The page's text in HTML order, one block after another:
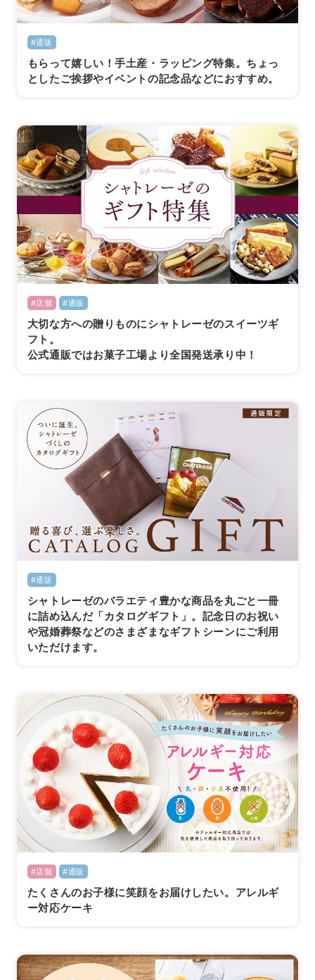
#通販
もらって嬉しい！手土産・ラッピング特集。ちょっ
としたご挨拶やイベントの記念品などにおすすめ。
#店舗 #通販
大切な方への贈りものにシャトレーゼのスイーツギ
フト。
公式通販ではお菓子工場より全国発送承り中！
#通販
シャトレーゼのバラエティ豊かな商品を丸ごと一冊
に詰め込んだ「カタログギフト」。記念日のお祝い
や冠婚葬祭などのさまざまなギフトシーンにご利用
いただけます。
#店舗 #通販
たくさんのお子様に笑顔をお届けしたい。アレルギ
ー対応ケーキ